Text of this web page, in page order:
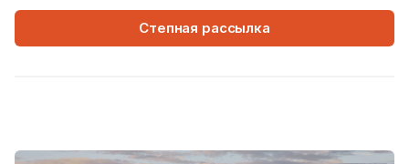
Степная рассылка